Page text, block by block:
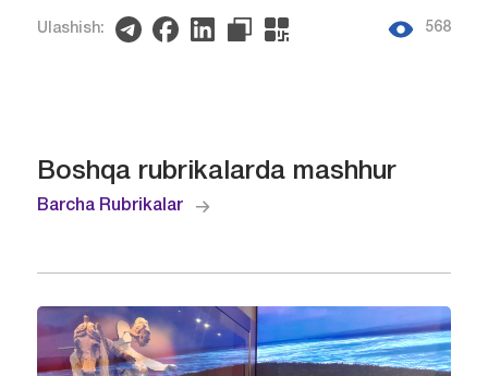
Ulashish: 568
Boshqa rubrikalarda mashhur
Barcha Rubrikalar